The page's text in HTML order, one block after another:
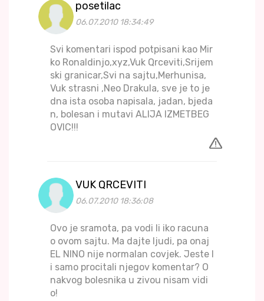
posetilac
06.07.2010 18:34:49
Svi komentari ispod potpisani kao Mir
ko Ronaldinjo,xyz,Vuk Qrceviti,Srijem
ski granicar,Svi na sajtu,Merhunisa,
Vuk strasni ,Neo Drakula, sve je to je
dna ista osoba napisala, jadan, bjeda
n, bolesan i mutavi ALIJA IZMETBEG
OVIC!!!
VUK QRCEVITI
06.07.2010 18:36:08
Ovo je sramota, pa vodi li iko racuna
o ovom sajtu. Ma dajte ljudi, pa onaj
EL NINO nije normalan covjek. Jeste l
i samo procitali njegov komentar? O
nakvog bolesnika u zivou nisam vidi
o!